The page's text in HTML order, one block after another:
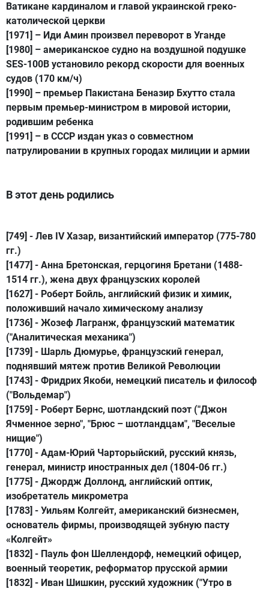
Ватикане кардиналом и главой украинской греко-
католической церкви
[1971] – Иди Амин произвел переворот в Уганде
[1980] – американское судно на воздушной подушке
SES-100B установило рекорд скорости для военных
судов (170 км/ч)
[1990] – премьер Пакистана Беназир Бхутто стала
первым премьер-министром в мировой истории,
родившим ребенка
[1991] – в СССР издан указ о совместном
патрулировании в крупных городах милиции и армии
В этот день родились
[749] - Лев IV Хазар, византийский император (775-780
гг.)
[1477] - Анна Бретонская, герцогиня Бретани (1488-
1514 гг.), жена двух французских королей
[1627] - Роберт Бойль, английский физик и химик,
положивший начало химическому анализу
[1736] - Жозеф Лагранж, французский математик
("Аналитическая механика")
[1739] - Шарль Дюмурье, французский генерал,
поднявший мятеж против Великой Революции
[1743] - Фридрих Якоби, немецкий писатель и философ
("Вольдемар")
[1759] - Роберт Бернс, шотландский поэт ("Джон
Ячменное зерно", "Брюс – шотландцам", "Веселые
нищие")
[1770] - Адам-Юрий Чарторыйский, русский князь,
генерал, министр иностранных дел (1804-06 гг.)
[1775] - Джордж Доллонд, английский оптик,
изобретатель микрометра
[1783] - Уильям Колгейт, американский бизнесмен,
основатель фирмы, производящей зубную пасту
«Колгейт»
[1832] - Пауль фон Шеллендорф, немецкий офицер,
военный теоретик, реформатор прусской армии
[1832] - Иван Шишкин, русский художник ("Утро в